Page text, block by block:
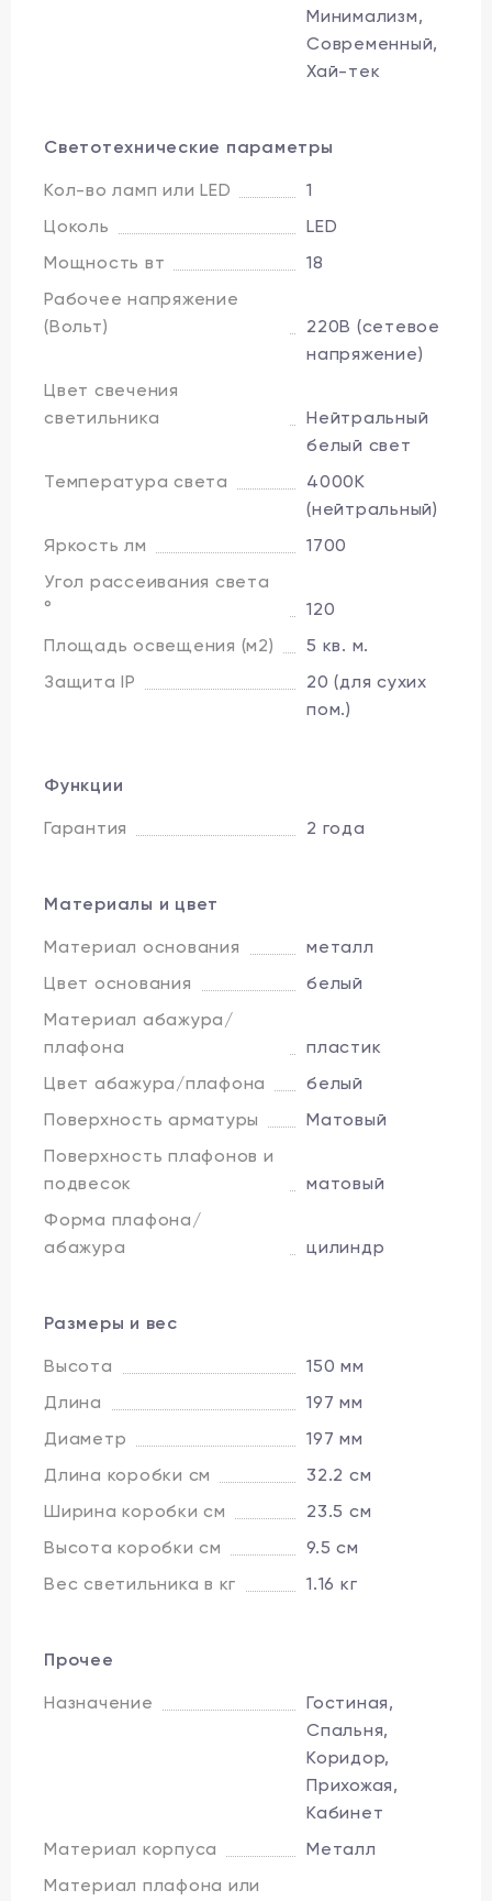
Минимализм,
Современный,
Хай-тек
Светотехнические параметры
Кол-во ламп или LED
1
Цоколь
LED
Мощность вт
18
Рабочее напряжение
(Вольт)
220В (сетевое
напряжение)
Цвет свечения
светильника
Нейтральный
белый свет
Температура света
4000K
(нейтральный)
Яркость лм
1700
Угол рассеивания света
°
120
Площадь освещения (м2)
5 кв. м.
Защита IP
20 (для сухих
пом.)
Функции
Гарантия 2 года
Материалы и цвет
Материал основания
металл
Цвет основания
белый
Материал абажура/
плафона
пластик
Цвет абажура/плафона
белый
Поверхность арматуры
Матовый
Поверхность плафонов и
подвесок
матовый
Форма плафона/
абажура
цилиндр
Размеры и вес
Высота
150 мм
Длина
197 мм
Диаметр
197 мм
Длина коробки см
32.2 см
Ширина коробки см
23.5 см
Высота коробки см
9.5 см
Вес светильника в кг
1.16 кг
Прочее
Назначение
Гостиная,
Спальня,
Коридор,
Прихожая,
Кабинет
Материал корпуса
Металл
Материал плафона или